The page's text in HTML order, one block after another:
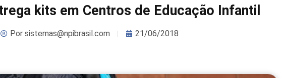
kits em Centros de Educação Infantil
Porsistemas@npibrasil.com 21/06/2018